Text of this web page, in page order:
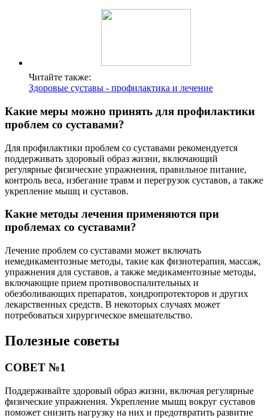
Читайте также:
Здоровые суставы - профилактика и лечение
Какие меры можно принять для профилактики
проблем со суставами?
Для профилактики проблем со суставами рекомендуется
поддерживать здоровый образ жизни, включающий
регулярные физические упражнения, правильное питание,
контроль веса, избегание травм и перегрузок суставов, а также
укрепление мышц и суставов.
Какие методы лечения применяются при
проблемах со суставами?
Лечение проблем со суставами может включать
немедикаментозные методы, такие как физиотерапия, массаж,
упражнения для суставов, а также медикаментозные методы,
включающие прием противовоспалительных и
обезболивающих препаратов, хондропротекторов и других
лекарственных средств. В некоторых случаях может
потребоваться хирургическое вмешательство.
Полезные советы
СОВЕТ №1
Поддерживайте здоровый образ жизни, включая регулярные
физические упражнения. Укрепление мышц вокруг суставов
поможет снизить нагрузку на них и предотвратить развитие